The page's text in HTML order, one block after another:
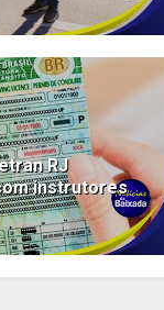
RJ
instrutores